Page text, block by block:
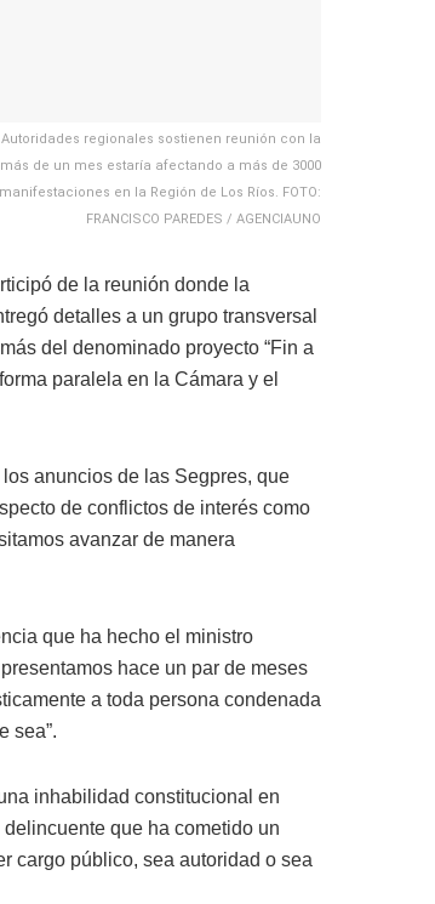
regionales sostienen reunión con la
de un mes estaría afectando a más de 3000
en la Región de Los Ríos. FOTO:
FRANCISCO PAREDES / AGENCIAUNO
de la reunión donde la
detalles a un grupo transversal
del denominado proyecto “Fin a
paralela en la Cámara y el
anuncios de las Segpres, que
de conflictos de interés como
avanzar de manera
que ha hecho el ministro
hace un par de meses
a toda persona condenada
sea”.
inhabilidad constitucional en
que ha cometido un
cargo público, sea autoridad o sea